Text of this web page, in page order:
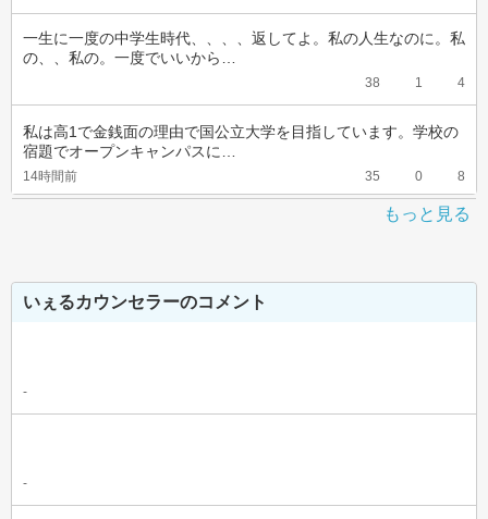
一生に一度の中学生時代、、、、返してよ。私の人生なのに。私
の、、私の。一度でいいから…
38 1 4
私は高1で金銭面の理由で国公立大学を目指しています。学校の
宿題でオープンキャンパスに…
14時間前 35 0 8
もっと見る
いぇるカウンセラーのコメント
-
-